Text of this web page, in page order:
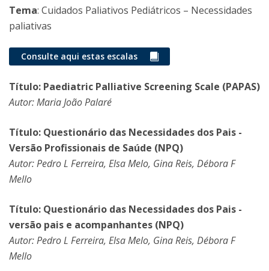
Tema: Cuidados Paliativos Pediátricos – Necessidades
paliativas
Consulte aqui estas escalas
Título: Paediatric Palliative Screening Scale (PAPAS)
Autor: Maria João Palaré
Título: Questionário das Necessidades dos Pais -
Versão Profissionais de Saúde (NPQ)
Autor: Pedro L Ferreira, Elsa Melo, Gina Reis, Débora F
Mello
Título: Questionário das Necessidades dos Pais -
versão pais e acompanhantes (NPQ)
Autor: Pedro L Ferreira, Elsa Melo, Gina Reis, Débora F
Mello